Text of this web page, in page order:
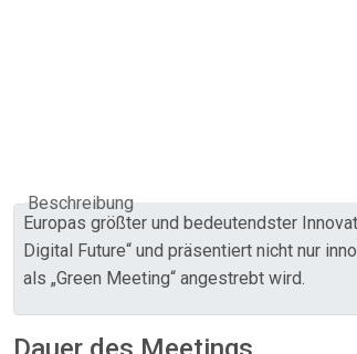
Beschreibung
Europas größter und bedeutendster
Digital Future“ und präsentiert nicht nur
als „Green Meeting“ angestrebt wird.